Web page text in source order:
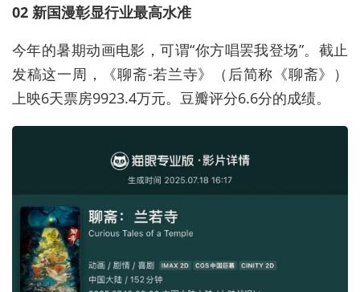
02 新国漫彰显行业最高水准
今年的暑期动画电影，可谓“你方唱罢我登场”。截止
发稿这一周，《聊斋-若兰寺》（后简称《聊斋》）
上映6天票房9923.4万元。豆瓣评分6.6分的成绩。